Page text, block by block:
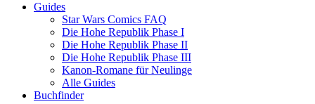
Guides
Star Wars Comics FAQ
Die Hohe Republik Phase I
Die Hohe Republik Phase II
Die Hohe Republik Phase III
Kanon-Romane für Neulinge
Alle Guides
Buchfinder